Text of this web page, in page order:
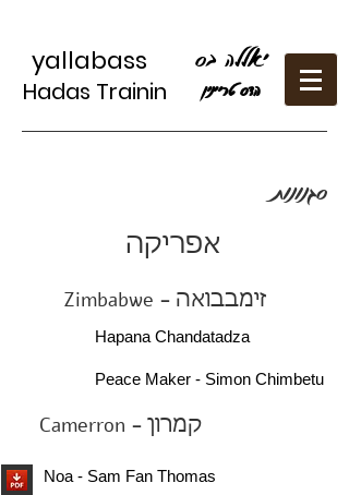
יאללה בס
הדס טריַינין Hadas Trainin
yallabass
סגנונות
אפריקה
Zimbabwe -
Hapana Chandatadza
Peace Maker - Simon Chimbetu
Camerron - קמרון
Noa - Sam Fan Thomas